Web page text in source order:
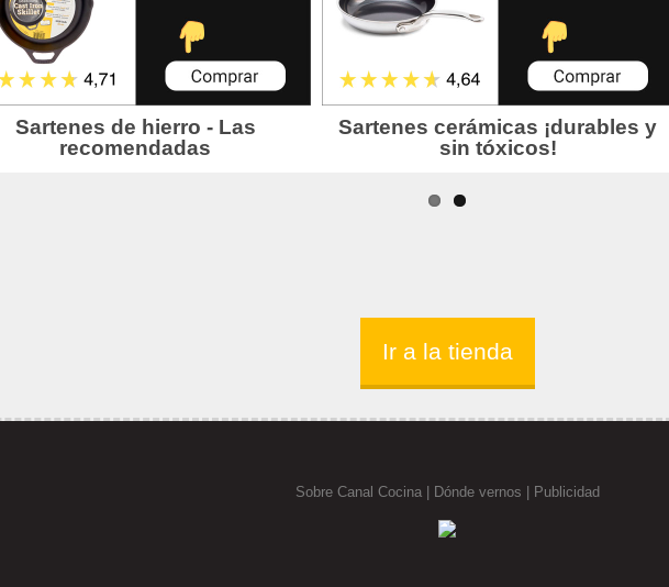
Ir a la tienda
Sobre Canal Cocina| Dónde vernos | Publicidad